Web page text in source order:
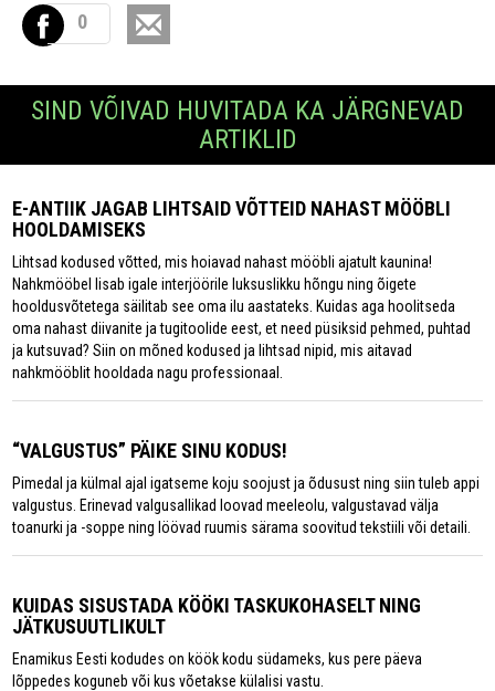
0
SIND VÕIVAD HUVITADA KA JÄRGNEVAD
ARTIKLID
E-ANTIIK JAGAB LIHTSAID VÕTTEID NAHAST MÖÖBLI
HOOLDAMISEKS
Lihtsad kodused võtted, mis hoiavad nahast mööbli ajatult kaunina!
Nahkmööbel lisab igale interjöörile luksuslikku hõngu ning õigete
hooldusvõtetega säilitab see oma ilu aastateks. Kuidas aga hoolitseda
oma nahast diivanite ja tugitoolide eest, et need püsiksid pehmed, puhtad
ja kutsuvad? Siin on mõned kodused ja lihtsad nipid, mis aitavad
nahkmööblit hooldada nagu professionaal.
“VALGUSTUS” PÄIKE SINU KODUS!
Pimedal ja külmal ajal igatseme koju soojust ja õdusust ning siin tuleb appi
valgustus. Erinevad valgusallikad loovad meeleolu, valgustavad välja
toanurki ja -soppe ning löövad ruumis särama soovitud tekstiili või detaili.
KUIDAS SISUSTADA KÖÖKI TASKUKOHASELT NING
JÄTKUSUUTLIKULT
Enamikus Eesti kodudes on köök kodu südameks, kus pere päeva
lõppedes koguneb või kus võetakse külalisi vastu.